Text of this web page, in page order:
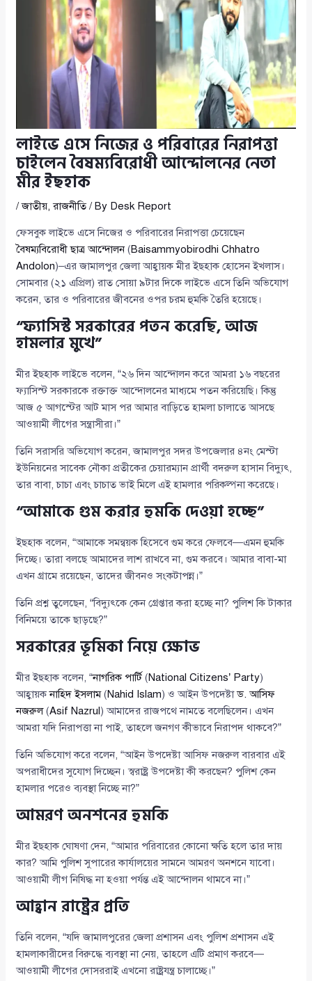
লাইভে এসে নিজের ও পরিবারের নিরাপত্তা
চাইলেন বৈষম্যবিরোধী আন্দোলনের নেতা
মীর ইছহাক
/জাতীয়,রাজনীতি/ By Desk Report
ফেসবুক লাইভে এসে নিজের ও পরিবারের নিরাপত্তা চেয়েছেন
বৈষম্যবিরোধী ছাত্র আন্দোলন(Baisammyobirodhi Chhatro
Andolon)–এর জামালপুর জেলা আহ্বায়ক মীর ইছহাক হোসেন ইখলাস।
সোমবার (২১ এপ্রিল) রাত সোয়া ৯টার দিকে লাইভে এসে তিনি অভিযোগ
করেন, তার ও পরিবারের জীবনের ওপর চরম হুমকি তৈরি হয়েছে।
“ফ্যাসিস্ট সরকারের পতন করেছি, আজ
হামলার মুখে”
মীর ইছহাক লাইভে বলেন, “২৬ দিন আন্দোলন করে আমরা ১৬ বছরের
ফ্যাসিস্ট সরকারকে রক্তাক্ত আন্দোলনের মাধ্যমে পতন করিয়েছি। কিন্তু
আজ ৫ আগস্টের আট মাস পর আমার বাড়িতে হামলা চালাতে আসছে
আওয়ামী লীগের সন্ত্রাসীরা।”
তিনি সরাসরি অভিযোগ করেন, জামালপুর সদর উপজেলার ৪নং মেস্টা
ইউনিয়নের সাবেক নৌকা প্রতীকের চেয়ারম্যান প্রার্থী বদরুল হাসান বিদ্যুৎ,
তার বাবা, চাচা এবং চাচাত ভাই মিলে এই হামলার পরিকল্পনা করেছে।
“আমাকে গুম করার হুমকি দেওয়া হচ্ছে”
ইছহাক বলেন, “আমাকে সমন্বয়ক হিসেবে গুম করে ফেলবে—এমন হুমকি
দিচ্ছে। তারা বলছে আমাদের লাশ রাখবে না, গুম করবে। আমার বাবা-মা
এখন গ্রামে রয়েছেন, তাদের জীবনও সংকটাপন্ন।”
তিনি প্রশ্ন তুলেছেন, “বিদ্যুৎকে কেন গ্রেপ্তার করা হচ্ছে না? পুলিশ কি টাকার
বিনিময়ে তাকে ছাড়ছে?”
সরকারের ভূমিকা নিয়ে ক্ষোভ
মীর ইছহাক বলেন, “নাগরিক পার্টি (National Citizens’ Party)
আহ্বায়কনাহিদ ইসলাম(Nahid Islam) ও আইন উপদেষ্টাড. আসিফ
নজরুল(Asif Nazrul ) আমাদের রাজপথে নামতে বলেছিলেন। এখন
আমরা যদি নিরাপত্তা না পাই, তাহলে জনগণ কীভাবে নিরাপদ থাকবে?”
তিনি অভিযোগ করে বলেন, “আইন উপদেষ্টা আসিফ নজরুল বারবার এই
অপরাধীদের সুযোগ দিচ্ছেন। স্বরাষ্ট্র উপদেষ্টা কী করছেন? পুলিশ কেন
হামলার পরেও ব্যবস্থা নিচ্ছে না?”
আমরণ অনশনের হুমকি
মীর ইছহাক ঘোষণা দেন, “আমার পরিবারের কোনো ক্ষতি হলে তার দায়
কার? আমি পুলিশ সুপারের কার্যালয়ের সামনে আমরণ অনশনে যাবো।
আওয়ামী লীগ নিষিদ্ধ না হওয়া পর্যন্ত এই আন্দোলন থামবে না।”
আহ্বান রাষ্ট্রের প্রতি
তিনি বলেন, “যদি জামালপুরের জেলা প্রশাসন এবং পুলিশ প্রশাসন এই
হামলাকারীদের বিরুদ্ধে ব্যবস্থা না নেয়, তাহলে এটি প্রমাণ করবে—
আওয়ামী লীগের দোসররাই এখনো রাষ্ট্রযন্ত্র চালাচ্ছে।”